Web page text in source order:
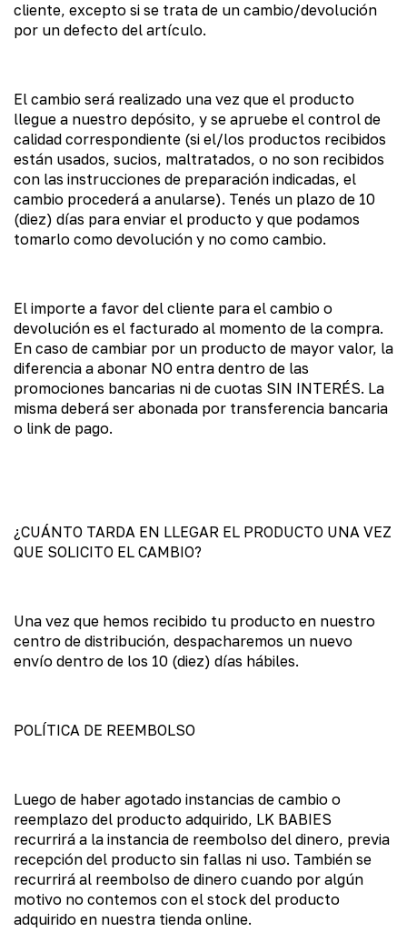
cliente, excepto si se trata de un cambio/devolución
por un defecto del artículo.
El cambio será realizado una vez que el producto
llegue a nuestro depósito, y se apruebe el control de
calidad correspondiente (si el/los productos recibidos
están usados, sucios, maltratados, o no son recibidos
con las instrucciones de preparación indicadas, el
cambio procederá a anularse). Tenés un plazo de 10
(diez) días para enviar el producto y que podamos
tomarlo como devolución y no como cambio.
El importe a favor del cliente para el cambio o
devolución es el facturado al momento de la compra.
En caso de cambiar por un producto de mayor valor, la
diferencia a abonar NO entra dentro de las
promociones bancarias ni de cuotas SIN INTERÉS. La
misma deberá ser abonada por transferencia bancaria
o link de pago.
¿CUÁNTO TARDA EN LLEGAR EL PRODUCTO UNA VEZ
QUE SOLICITO EL CAMBIO?
Una vez que hemos recibido tu producto en nuestro
centro de distribución, despacharemos un nuevo
envío dentro de los 10 (diez) días hábiles.
POLÍTICA DE REEMBOLSO
Luego de haber agotado instancias de cambio o
reemplazo del producto adquirido, LK BABIES
recurrirá a la instancia de reembolso del dinero, previa
recepción del producto sin fallas ni uso. También se
recurrirá al reembolso de dinero cuando por algún
motivo no contemos con el stock del producto
adquirido en nuestra tienda online.